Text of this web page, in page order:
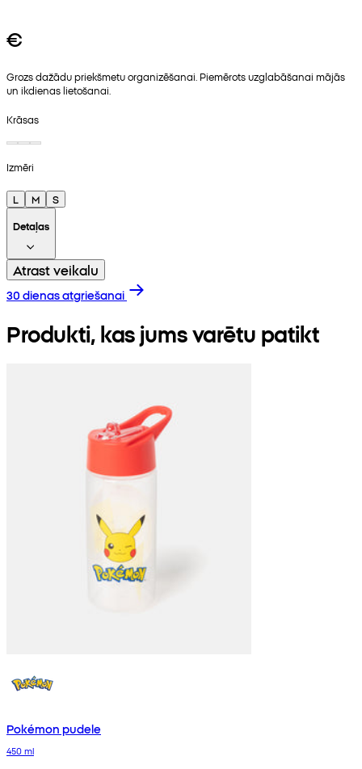
€
Grozs dažādu priekšmetu organizēšanai. Piemērots uzglabāšanai mājās
un ikdienas lietošanai.
Krāsas
Izmēri
L M
S
Detaļas
Atrast veikalu
30 dienas atgriešanai
Produkti, kas jums varētu patikt
Pokémon pudele
450 ml